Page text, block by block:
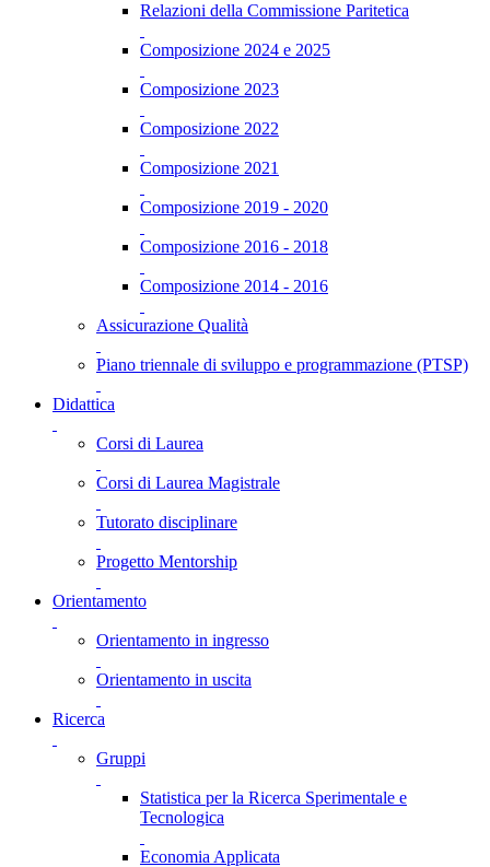
Relazioni della Commissione Paritetica
Composizione 2024 e 2025
Composizione 2023
Composizione 2022
Composizione 2021
Composizione 2019 - 2020
Composizione 2016 - 2018
Composizione 2014 - 2016
Assicurazione Qualità
Piano triennale di sviluppo e programmazione (PTSP)
Didattica
Corsi di Laurea
Corsi di Laurea Magistrale
Tutorato disciplinare
Progetto Mentorship
Orientamento
Orientamento in ingresso
Orientamento in uscita
Ricerca
Gruppi
Statistica per la Ricerca Sperimentale e
Tecnologica
Economia Applicata